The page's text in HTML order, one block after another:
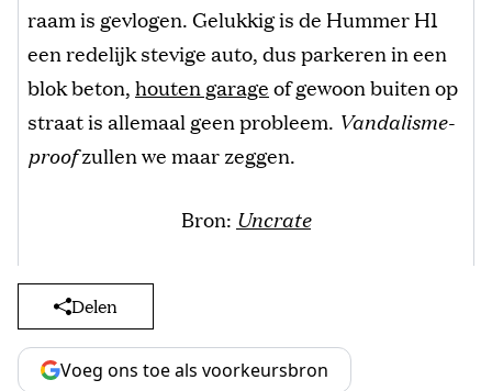
raam is gevlogen. Gelukkig is de Hummer H1
een redelijk stevige auto, dus parkeren in een
blok beton,houten garageof gewoon buiten op
straat is allemaal geen probleem. Vandalisme-
proofzullen we maar zeggen.
Bron: Uncrate
Delen
Voeg ons toe als voorkeursbron